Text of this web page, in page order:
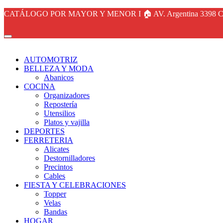
CATÁLOGO POR MAYOR Y MENOR I 🏠 AV. Argentina 3398
AUTOMOTRIZ
BELLEZA Y MODA
Abanicos
COCINA
Organizadores
Repostería
Utensilios
Platos y vajilla
DEPORTES
FERRETERIA
Alicates
Destornilladores
Precintos
Cables
FIESTA Y CELEBRACIONES
Topper
Velas
Bandas
HOGAR